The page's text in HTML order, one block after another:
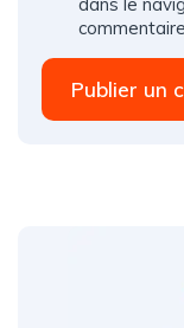
Publier un